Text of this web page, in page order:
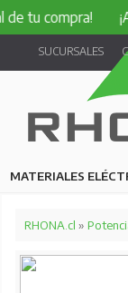
SUCURSALES
MATERIALES
RHONA.cl »